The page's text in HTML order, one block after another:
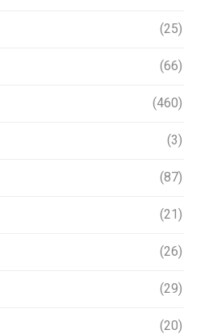
(25)
(66)
(460)
(3)
(87)
(21)
(26)
(29)
(20)